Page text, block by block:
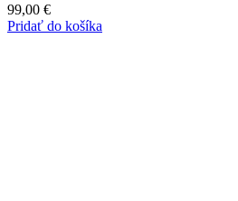
99,00 €
Pridať do košíka